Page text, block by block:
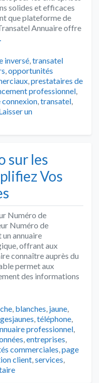
solides et efficaces
que plateforme de
Annuaire offre
inversé,transatel
,opportunités
,prestataires de
professionnel,
,transatel,
un
sur les
Vos
Numéro de
Numéro de
un annuaire
offrant aux
connaître auprès du
permet aux
des informations
, blanches, jaune,
,téléphone,
professionnel,
,entreprises,
commerciales,page
client,services,